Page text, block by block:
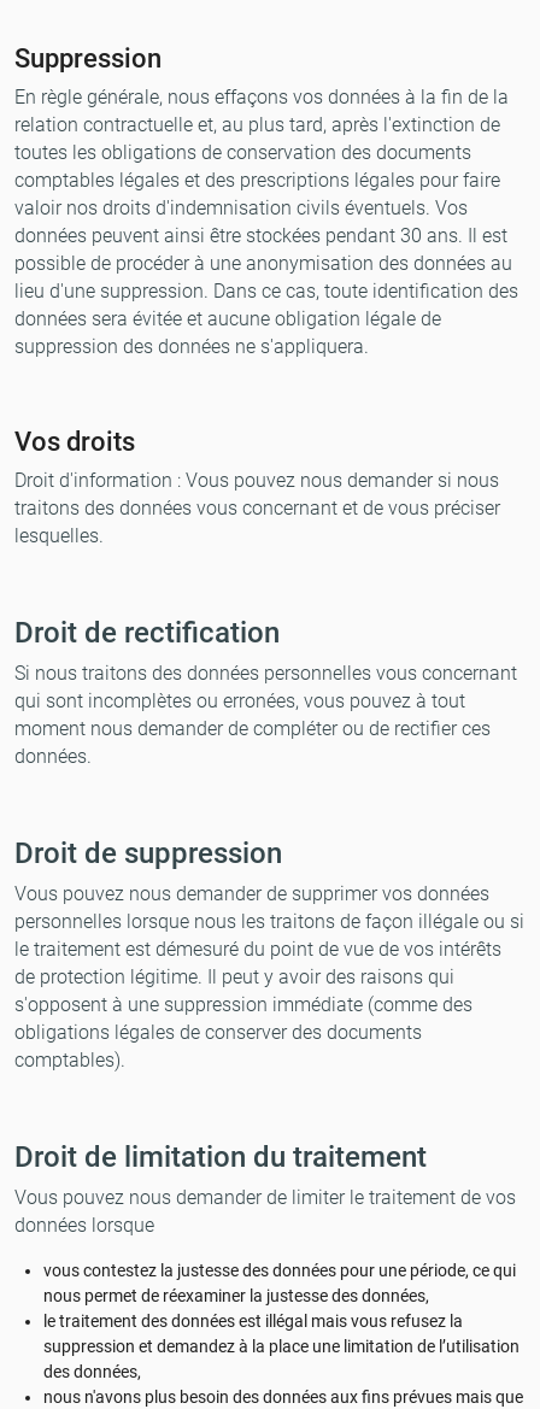
Suppression
En règle générale, nous effaçons vos données à la fin de la
relation contractuelle et, au plus tard, après l'extinction de
toutes les obligations de conservation des documents
comptables légales et des prescriptions légales pour faire
valoir nos droits d'indemnisation civils éventuels. Vos
données peuvent ainsi être stockées pendant 30 ans. Il est
possible de procéder à une anonymisation des données au
lieu d'une suppression. Dans ce cas, toute identification des
données sera évitée et aucune obligation légale de
suppression des données ne s'appliquera.
Vos droits
Droit d'information : Vous pouvez nous demander si nous
traitons des données vous concernant et de vous préciser
lesquelles.
Droit de rectification
Si nous traitons des données personnelles vous concernant
qui sont incomplètes ou erronées, vous pouvez à tout
moment nous demander de compléter ou de rectifier ces
données.
Droit de suppression
Vous pouvez nous demander de supprimer vos données
personnelles lorsque nous les traitons de façon illégale ou si
le traitement est démesuré du point de vue de vos intérêts
de protection légitime. Il peut y avoir des raisons qui
s'opposent à une suppression immédiate (comme des
obligations légales de conserver des documents
comptables).
Droit de limitation du traitement
Vous pouvez nous demander de limiter le traitement de vos
données lorsque
vous contestez la justesse des données pour une période, ce qui
nous permet de réexaminer la justesse des données,
le traitement des données est illégal mais vous refusez la
suppression et demandez à la place une limitation de l’utilisation
des données,
nous n'avons plus besoin des données aux fins prévues mais que